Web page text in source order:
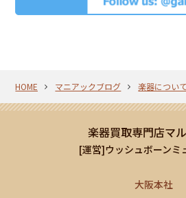
HOME マニアックブログ 楽器について
楽器買取専門店マ
[運営]ウッシュボーンミ
大阪本社